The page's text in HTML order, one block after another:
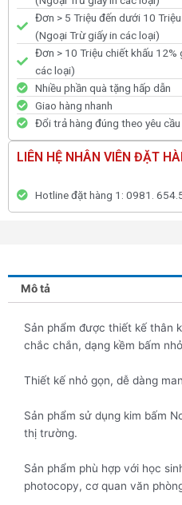
Đơn > 5 Triệu đến dưới 10
(Ngoại Trừ giấy in các loại)
Đơn > 10 Triệu chiết khấu
các loại)
Nhiều phần quà tặng hấp dẫn
Giao hàng nhanh
Đổi trả hàng đúng theo yêu cầu
LIÊN HỆ NHÂN VIÊN ĐẶT
Hotline đặt hàng 1: 0981.
Mô tả
Sản phẩm được thiết kế thân
chắc chắn, dạng kềm bấm
Thiết kế nhỏ gọn, dễ dàng
Sản phẩm sử dụng kim bấm
thị trường.
Sản phẩm phù hợp với học
photocopy, cơ quan văn